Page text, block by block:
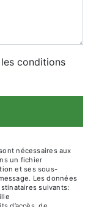
conditions
nécessaires aux
un fichier
et ses sous-
Les données
suivants: